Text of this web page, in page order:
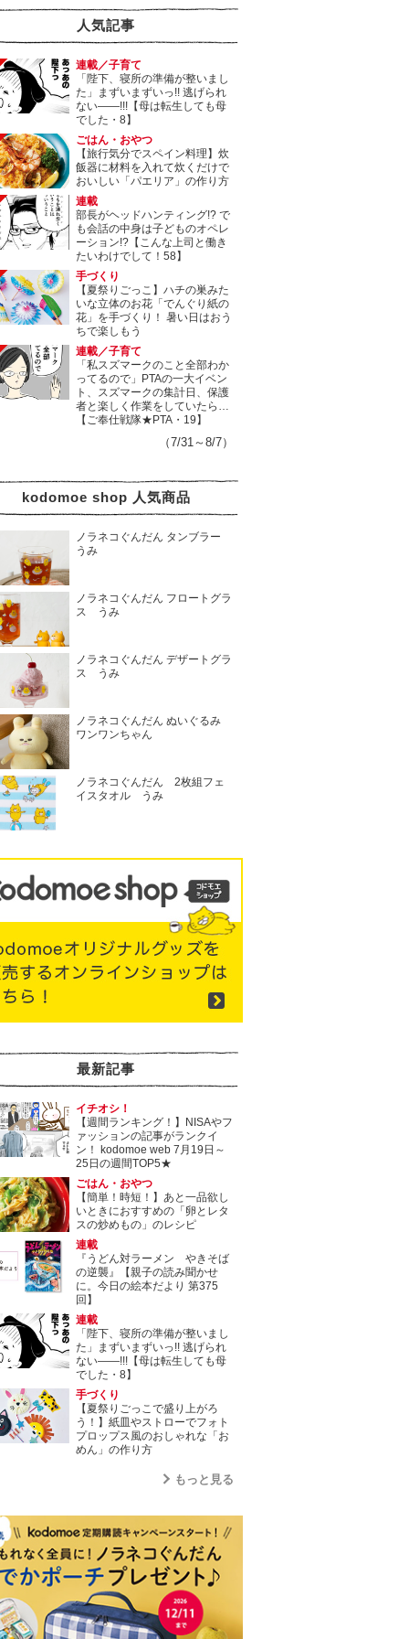
人気記事
連載／子育て
「陛下、寝所の準備が整いまし
た」まずいまずいっ!! 逃げられ
ない――!!!【母は転生しても母
でした・8】
ごはん・おやつ
【旅行気分でスペイン料理】炊
飯器に材料を入れて炊くだけで
おいしい「パエリア」の作り方
連載
部長がヘッドハンティング!? で
も会話の中身は子どものオペレ
ーション!?【こんな上司と働き
たいわけでして！58】
手づくり
【夏祭りごっこ】ハチの巣みた
いな立体のお花「でんぐり紙の
花」を手づくり！ 暑い日はおう
ちで楽しもう
連載／子育て
「私スズマークのこと全部わか
ってるので」PTAの一大イベン
ト、スズマークの集計日、保護
者と楽しく作業をしていたら…
【ご奉仕戦隊★PTA・19】
（7/31～8/7）
kodomoe shop 人気商品
ノラネコぐんだん タンブラー
うみ
ノラネコぐんだん フロートグラ
ス うみ
ノラネコぐんだん デザートグラ
ス うみ
ノラネコぐんだん ぬいぐるみ
ワンワンちゃん
ノラネコぐんだん 2枚組フェ
イスタオル うみ
最新記事
イチオシ！
【週間ランキング！】NISAやフ
ァッションの記事がランクイ
ン！ kodomoe web 7月19日～
25日の週間TOP5★
ごはん・おやつ
【簡単！時短！】あと一品欲し
いときにおすすめの「卵とレタ
スの炒めもの」のレシピ
連載
『うどん対ラーメン やきそば
の逆襲』【親子の読み聞かせ
に。今日の絵本だより 第375
回】
連載
「陛下、寝所の準備が整いまし
た」まずいまずいっ!! 逃げられ
ない――!!!【母は転生しても母
でした・8】
手づくり
【夏祭りごっこで盛り上がろ
う！】紙皿やストローでフォト
プロップス風のおしゃれな「お
めん」の作り方
もっと見る